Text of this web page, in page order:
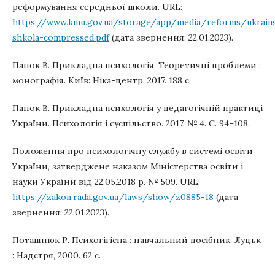
реформування середньої школи. URL:
https://www.kmu.gov.ua/storage/app/media/reforms/
shkola-compressed.pdf(дата звернення: 22.01.2023).
Панок В. Прикладна психологія. Теоретичні проблеми :
монографія. Київ: Ніка-центр, 2017. 188 с.
Панок В. Прикладна психологія у педагогічній практиці
України. Психологія і суспільство. 2017. № 4. С. 94–108.
Положення про психологічну службу в системі освіти
України, затверджене наказом Міністерства освіти і
науки України від 22.05.2018 р. № 509. URL:
https://zakon.rada.gov.ua/laws/show/z0885-18 (дата
звернення: 22.01.2023).
Поташнюк Р. Психогігієна : навчальний посібник. Луцьк
: Надстря, 2000. 62 с.